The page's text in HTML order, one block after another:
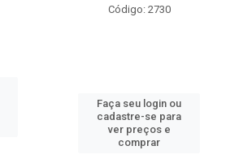
Código: 2730
Faça seu login ou
cadastre-se para
ver preços e
comprar